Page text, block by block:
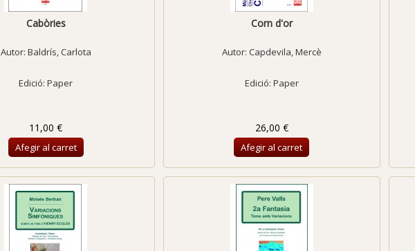
Cabòries
Autor: Baldrís, Carlota
Edició: Paper
11,00 €
Afegir al carret
Corn d'or
Autor: Capdevila, Mercè
Edició: Paper
26,00 €
Afegir al carret